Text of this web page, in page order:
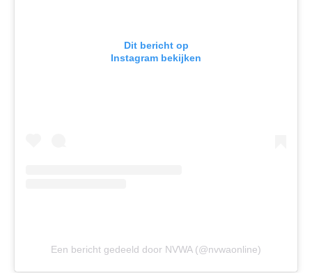
Dit bericht op
Instagram bekijken
Een bericht gedeeld door NVWA (@nvwaonline)